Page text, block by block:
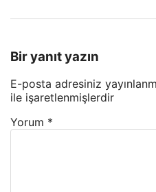
Bir yanıt yazın
E-posta adresiniz
ile işaretlenmişlerdir
Yorum *